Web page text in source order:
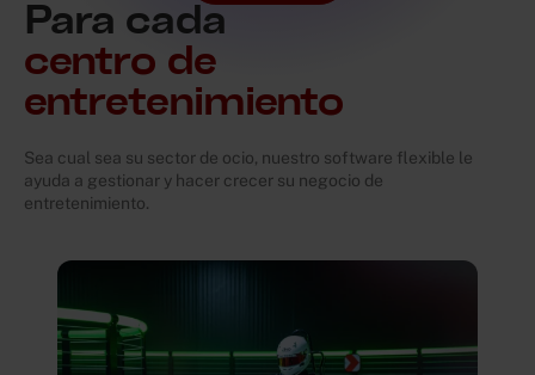
Para cada
centro de
entretenimiento
Sea cual sea su sector de ocio, nuestro software flexible le
ayuda a gestionar y hacer crecer su negocio de
entretenimiento.